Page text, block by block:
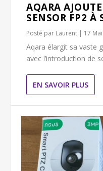
AQARA
SENSOR FP2 À
Posté par Laurent | 17
Aqara élargit sa vaste
avec l’introduction de
EN SAVOIR PLUS